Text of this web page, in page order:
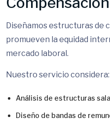
Diseñamos estructuras de
promueven la equidad
mercado laboral.
Nuestro servicio considera:
Análisis de estructuras
Diseño de bandas de